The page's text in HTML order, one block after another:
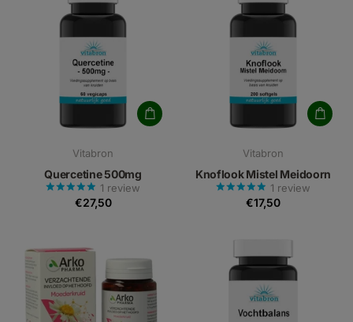
Vitabron
Quercetine 500mg
1 review
€27,50
Vitabron
Knoflook Mistel Meidoorn
1 review
€17,50